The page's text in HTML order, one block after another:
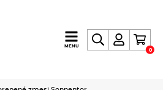
MENU
0